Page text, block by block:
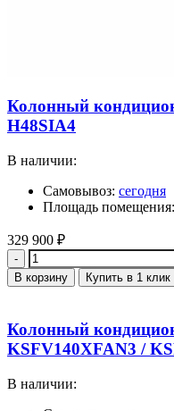
Колонный
H48SIA4
В наличии:
Самовывоз: сегодня
Площадь
329 900 ₽
Количество
В корзину Купить в 1 клик
Колонный
KSFV140XFAN3 /
В наличии: